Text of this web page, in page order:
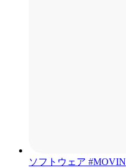
ソフトウェア #MOVIN